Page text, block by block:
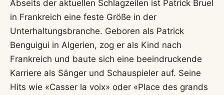
Abseits der aktuellen Schlagzeilen ist Patrick Bruel
in Frankreich eine feste Größe in der
Unterhaltungsbranche. Geboren als Patrick
Benguigui in Algerien, zog er als Kind nach
Frankreich und baute sich eine beeindruckende
Karriere als Sänger und Schauspieler auf. Seine
Hits wie «Casser la voix» oder «Place des grands